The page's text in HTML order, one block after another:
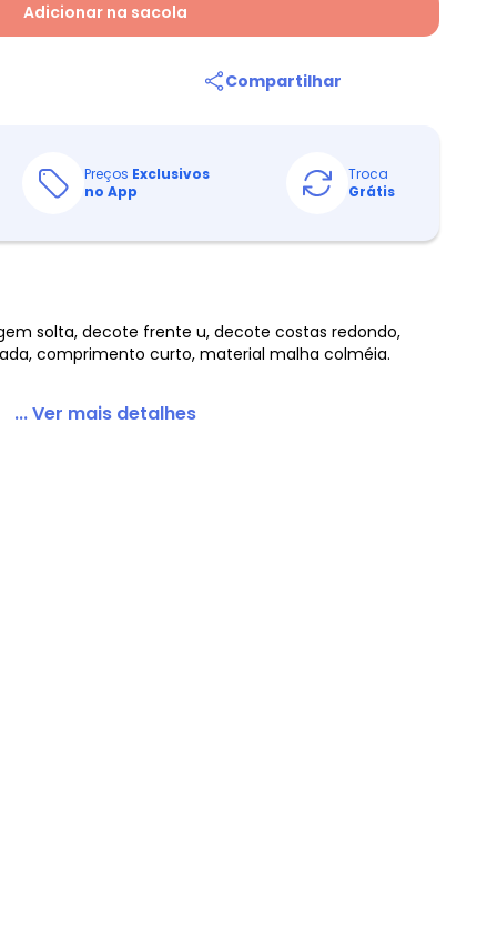
Malha Colméia
Adicionar na sacola
Compartilhar
Preços Exclusivos
no App
Troca
Grátis
solta, decote frente u, decote costas redondo,
comprimento curto, material malha colméia.
... Ver mais detalhes